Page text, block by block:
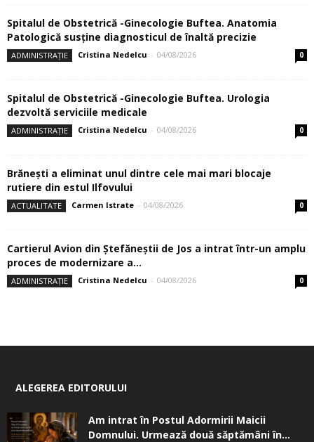
Spitalul de Obstetrică -Ginecologie Buftea. Anatomia
Patologică susţine diagnosticul de înaltă precizie
ADMINISTRAȚIE Cristina Nedelcu - 04/08/2026 0
Spitalul de Obstetrică -Ginecologie Buftea. Urologia
dezvoltă serviciile medicale
ADMINISTRAȚIE Cristina Nedelcu - 04/08/2026 0
Brănești a eliminat unul dintre cele mai mari blocaje
rutiere din estul Ilfovului
ACTUALITATE Carmen Istrate - 04/08/2026 0
Cartierul Avion din Ştefăneştii de Jos a intrat într-un amplu
proces de modernizare a...
ADMINISTRAȚIE Cristina Nedelcu - 04/08/2026 0
ALEGEREA EDITORULUI
Am intrat în Postul Adormirii Maicii
Domnului. Urmează două săptămâni în...